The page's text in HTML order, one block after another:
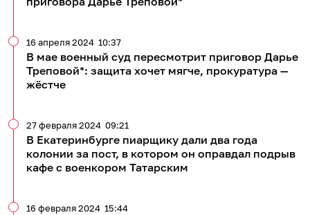
В мае военный суд пересмотрит приговор Дарье
Треповой*: защита хочет мягче, прокуратура —
жёстче
16 апреля 2024 10:37
В Екатеринбурге пиарщику дали два года
колонии за пост, в котором он оправдал подрыв
кафе с военкором Татарским
27 февраля 2024 09:21
16 февраля 2024 15:44